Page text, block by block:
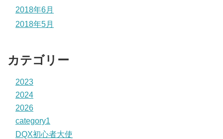
2018年6月
2018年5月
カテゴリー
2023
2024
2026
category1
DQX初心者大使